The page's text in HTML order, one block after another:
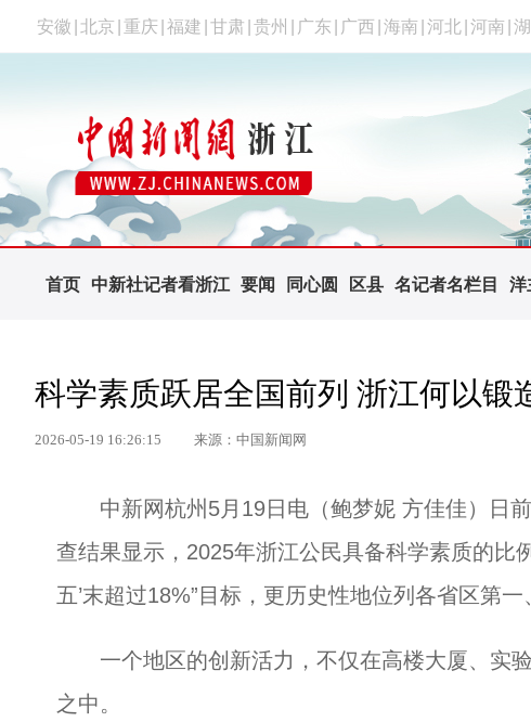
安徽 北京 重庆 福建 甘肃 贵州 广东 广西 海南 河北 河南
首页 中新社记者看浙江 要闻 同心圆 区县 名记者名栏目 洋
科学素质跃居全国前列 浙江何以锻
2026-05-19 16:26:15 来源：中国新闻网
中新网杭州5月19日电（鲍梦妮 方佳佳）日前
查结果显示，2025年浙江公民具备科学素质的比
五’末超过18%”目标，更历史性地位列各省区第一
一个地区的创新活力，不仅在高楼大厦、实
之中。